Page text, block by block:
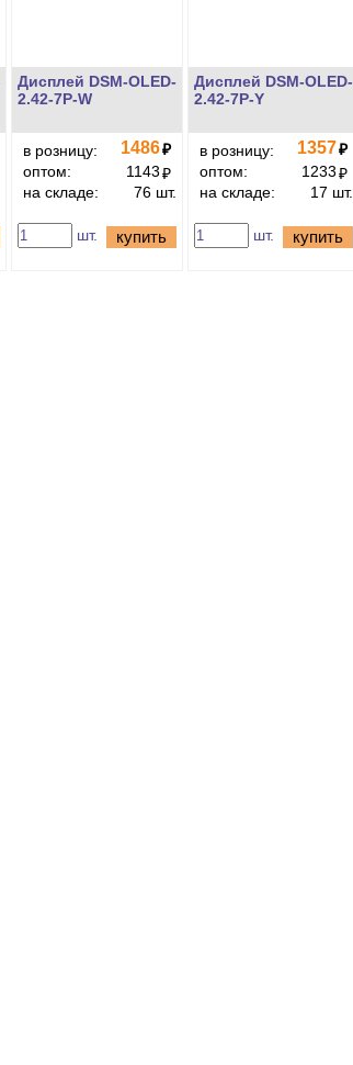
Дисплей DSM-OLED-
2.42-7P-W
в розницу: 1486₽
оптом:
1143₽
на складе:
76 шт.
шт. купить
Дисплей DSM-OLED-
2.42-7P-Y
в розницу: 1357₽
оптом:
1233₽
на складе:
17 шт.
шт. купить